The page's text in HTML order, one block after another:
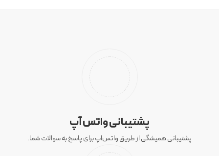
پشتیبانی واتس آپ
پشتیبانی همیشگی از طریق واتس‌اپ برای پاسخ به سوالات شما.